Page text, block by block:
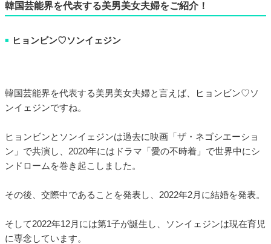
韓国芸能界を代表する美男美女夫婦をご紹介！
■ ヒョンビン♡ソンイェジン
韓国芸能界を代表する美男美女夫婦と言えば、ヒョンビン♡ソ
ンイェジンですね。
ヒョンビンとソンイェジンは過去に映画「ザ・ネゴシエーショ
ン」で共演し、2020年にはドラマ「愛の不時着」で世界中にシ
ンドロームを巻き起こしました。
その後、交際中であることを発表し、2022年2月に結婚を発表。
そして2022年12月には第1子が誕生し、ソンイェジンは現在育児
に専念しています。